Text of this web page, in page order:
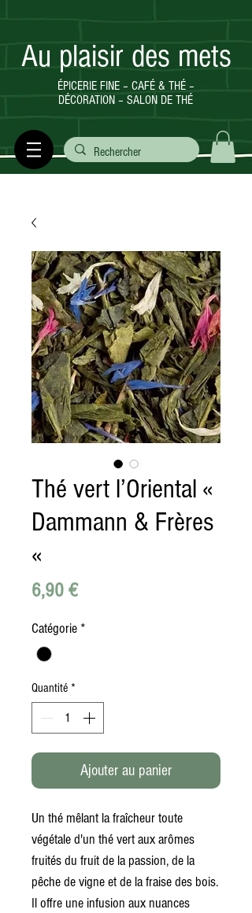
ÉPICERIE FINE – CAFÉ & THÉ –
DÉCORATION – SALON DE THÉ
Au plaisir des mets
Thé vert l’Oriental «
Dammann & Frères
«
6,90 €Prix
Catégorie *
Quantité *
Ajouter au panier
Un thé mêlant la fraîcheur toute
végétale d'un thé vert aux arômes
fruités du fruit de la passion, de la
pêche de vigne et de la fraise des bois.
Il offre une infusion aux nuances